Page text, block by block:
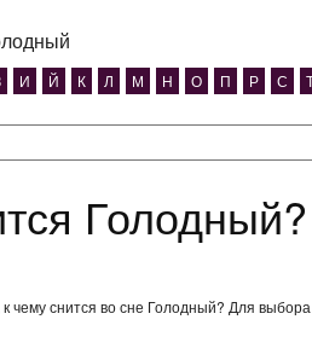
И Й К Л М Н О П Р С
чему снится во сне Голодный? Для